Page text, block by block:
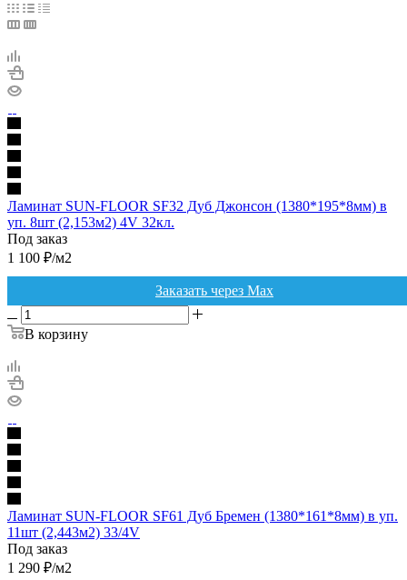
Ламинат SUN-FLOOR SF32 Дуб Джонсон (1380*195*8мм) в
уп. 8шт (2,153м2) 4V 32кл.
Под заказ
1 100 ₽/м2
Заказать через Max
В корзину
Ламинат SUN-FLOOR SF61 Дуб Бремен (1380*161*8мм) в уп.
11шт (2,443м2) 33/4V
Под заказ
1 290 ₽/м2